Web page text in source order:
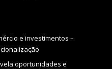
e investimentos –
oportunidades e